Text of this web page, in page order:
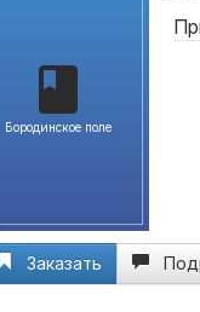
Бородинское поле
Заказать